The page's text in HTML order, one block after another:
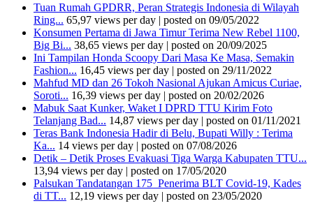
Tuan Rumah GPDRR, Peran Strategis Indonesia di Wilayah
Ring... 65,97 views per day | posted on 09/05/2022
Konsumen Pertama di Jawa Timur Terima New Rebel 1100,
Big Bi... 38,65 views per day | posted on 20/09/2025
Ini Tampilan Honda Scoopy Dari Masa Ke Masa, Semakin
Fashion... 16,45 views per day | posted on 29/11/2022
Mahfud MD dan 26 Tokoh Nasional Ajukan Amicus Curiae,
Soroti... 16,39 views per day | posted on 20/02/2026
Mabuk Saat Kunker, Waket I DPRD TTU Kirim Foto
Telanjang Bad... 14,87 views per day | posted on 01/11/2021
Teras Bank Indonesia Hadir di Belu, Bupati Willy : Terima
Ka... 14 views per day | posted on 07/08/2026
Detik – Detik Proses Evakuasi Tiga Warga Kabupaten TTU...
13,94 views per day | posted on 17/05/2020
Palsukan Tandatangan 175 Penerima BLT Covid-19, Kades
di TT... 12,19 views per day | posted on 23/05/2020